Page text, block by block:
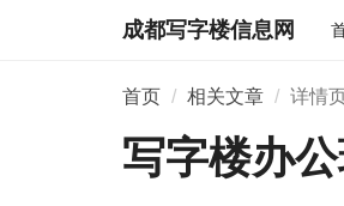
成都写字楼信息网
首页 相关文章 详情
写字楼办